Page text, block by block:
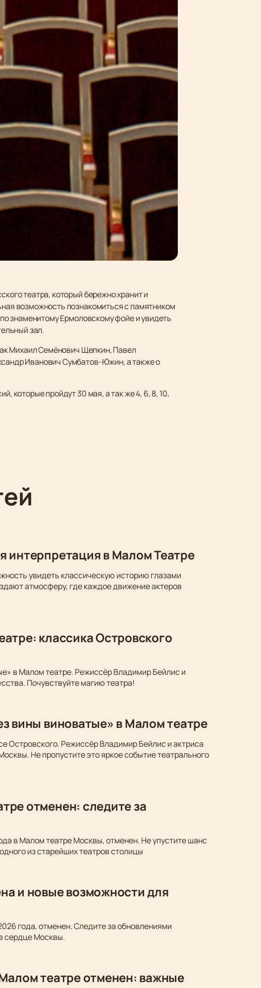
театра, который бережно хранит и
возможность познакомиться с памятником
знаменитому Ермоловскому фойе и увидеть
зал.
Михаил Семёнович Щепкин, Павел
Иванович Сумбатов-Южин, а также о
которые пройдут 30 мая, а так же 4, 6, 8, 10,
интерпретация в Малом Театре
увидеть классическую историю глазами
атмосферу, где каждое движение актеров
классика Островского
в Малом театре. Режиссёр Владимир Бейлис и
Почувствуйте магию театра!
вины виноватые» в Малом театре
Островского. Режиссёр Владимир Бейлис и актриса
Не пропустите это яркое событие театрального
отменен: следите за
в Малом театре Москвы, отменен. Не упустите шанс
из старейших театров столицы
и новые возможности для
года, отменен. Следите за обновлениями
сердце Москвы.
театре отменен: важные